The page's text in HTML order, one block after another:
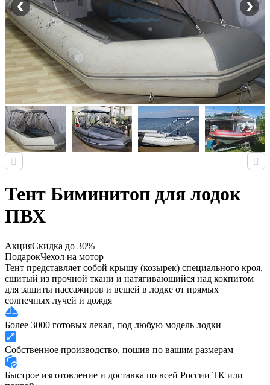
Тент Биминитоп для лодок
ПВХ
АкцияСкидка до 30%
ПодарокЧехол на мотор
Тент представляет собой крышу (козырек) специального кроя,
сшитый из прочной ткани и натягивающийся над кокпитом
для защиты пассажиров и вещей в лодке от прямых
солнечных лучей и дождя
Более 3000 готовых лекал, под любую модель лодки
Собственное производство, пошив по вашим размерам
Быстрое изготовление и доставка по всей России ТК или